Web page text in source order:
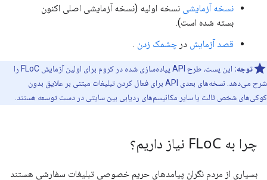
نسخه آزمایشی نسخه اولیه (نسخه آزمایشی اصلی اکنون
بسته شده است).
قصد آزمایش در چشمک زدن .
توجه:
این پست، طرح API پیاده‌سازی شده در کروم برای اولین آزمایش FLoC را
شرح می‌دهد. نسخه‌های بعدی API برای فعال کردن تبلیغات مبتنی بر علایق بدون
کوکی‌های شخص ثالث یا سایر مکانیسم‌های ردیابی بین سایتی در دست توسعه هستند.
چرا به FLo C نیاز داریم؟
بسیاری از مردم نگران پیامدهای حریم خصوصی تبلیغات سفارشی هستند